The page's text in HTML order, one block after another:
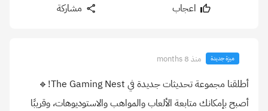
اعجاب مشاركة
ميزة جديدة منذ 8 months
أطلقنا مجموعة تحديثات جديدة في The Gaming Nest!🔹
أصبح بإمكانك متابعة الألعاب والمواهب والاستوديوهات، وقريبًا